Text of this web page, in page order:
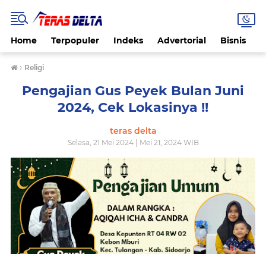
Home Terpopuler Indeks Advertorial Bisnis
› Religi
Pengajian Gus Peyek Bulan Juni
2024, Cek Lokasinya !!
teras delta
Selasa, 21 Mei 2024 | Mei 21, 2024 WIB